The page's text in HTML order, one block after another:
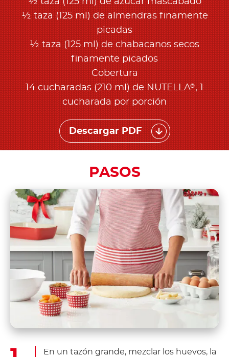
½ taza (125 ml) de almendras finamente
picadas
½ taza (125 ml) de chabacanos secos
finamente picados
Cobertura
14 cucharadas (210 ml) de NUTELLA®, 1
cucharada por porción
Descargar PDF
PASOS
En un tazón grande, mezclar los huevos, la